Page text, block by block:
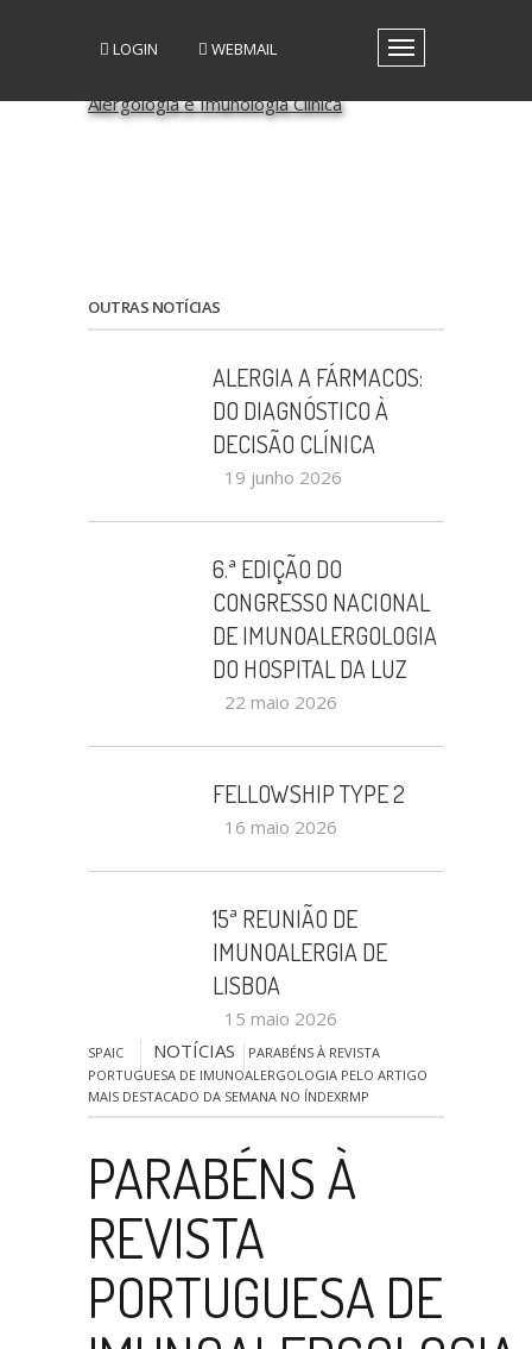
Toggle
GRUPOS DE INTERESSE
CONTACTOS
LOGIN WEBMAIL
OUTRAS NOTÍCIAS
ALERGIA A FÁRMACOS:
DO DIAGNÓSTICO À
DECISÃO CLÍNICA
19 junho 2026
6.ª EDIÇÃO DO
CONGRESSO NACIONAL
DE IMUNOALERGOLOGIA
DO HOSPITAL DA LUZ
22 maio 2026
FELLOWSHIP TYPE 2
16 maio 2026
15ª REUNIÃO DE
IMUNOALERGIA DE
LISBOA
15 maio 2026
SPAIC NOTÍCIAS
PARABÉNS À REVISTA
PORTUGUESA DE IMUNOALERGOLOGIA PELO ARTIGO
MAIS DESTACADO DA SEMANA NO ÍNDEXRMP
PARABÉNS À
REVISTA
PORTUGUESA DE